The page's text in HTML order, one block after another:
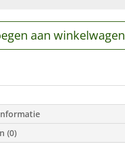
aan winkelwagen
(0)